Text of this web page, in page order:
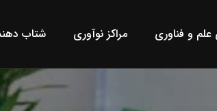
علم و فناوری مراکز نوآوری شتاب